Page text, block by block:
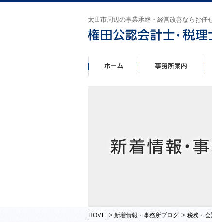
太田市周辺の事業承継・経営改善ならお任
HOME > 新着情報・事務所ブログ > 税務・会